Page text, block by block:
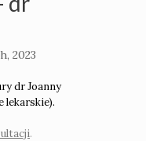
2023
dr Joanny
lekarskie).
.